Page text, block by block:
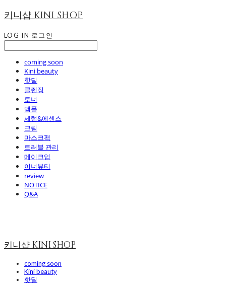
키니샵 KINI SHOP
LOG IN 로그인
coming soon
Kini beauty
핫딜
클렌징
토너
앰플
세럼&에센스
크림
마스크팩
트러블 관리
메이크업
이너뷰티
review
NOTICE
Q&A
키니샵 KINI SHOP
coming soon
Kini beauty
핫딜